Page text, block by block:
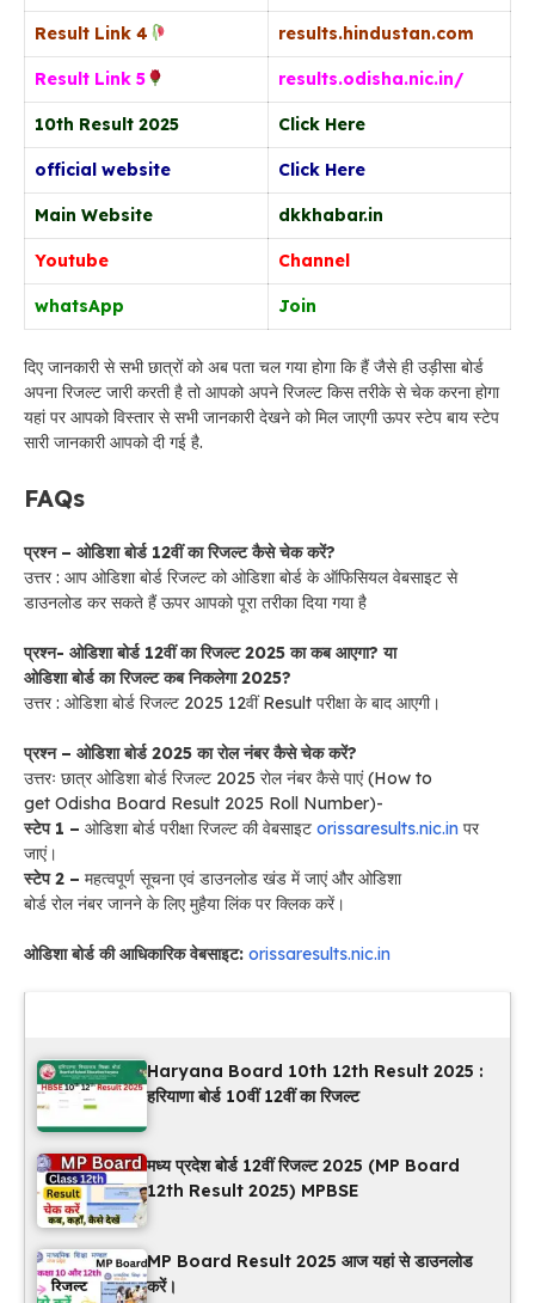
Result Link 4 results.hindustan.com
Result Link 5 results.odisha.nic.in/
10th Result 2025 Click Here
official website Click Here
Main Website dkkhabar.in
Youtube Channel
whatsApp Join
दिए जानकारी से सभी छात्रों को अब पता चल गया होगा कि हैं जैसे ही उड़ीसा बोर्ड
अपना रिजल्ट जारी करती है तो आपको अपने रिजल्ट किस तरीके से चेक करना होगा
यहां पर आपको विस्तार से सभी जानकारी देखने को मिल जाएगी ऊपर स्टेप बाय स्टेप
सारी जानकारी आपको दी गई है.
FAQs
प्रश्न – ओडिशा बोर्ड 12वीं का रिजल्ट कैसे चेक करें?
उत्तर : आप ओडिशा बोर्ड रिजल्ट को ओडिशा बोर्ड के ऑफिसियल वेबसाइट से
डाउनलोड कर सकते हैं ऊपर आपको पूरा तरीका दिया गया है
प्रश्न- ओडिशा बोर्ड12वीं का रिजल्ट 2025 का कब आएगा? या
ओडिशा बोर्ड का रिजल्ट कब निकलेगा 2025?
उत्तर : ओडिशा बोर्ड रिजल्ट 2025 12वीं Result परीक्षा के बाद आएगी।
प्रश्न – ओडिशा बोर्ड 2025 का रोल नंबर कैसे चेक करें?
उत्तरः छात्र ओडिशा बोर्ड रिजल्ट 2025 रोल नंबर कैसे पाएं (How to
get Odisha Board Result 2025 Roll Number)-
स्टेप 1 – ओडिशा बोर्ड परीक्षा रिजल्ट की वेबसाइट orissaresults.nic.in पर
जाएं।
स्टेप 2 – महत्वपूर्ण सूचना एवं डाउनलोड खंड में जाएं और ओडिशा
बोर्ड रोल नंबर जानने के लिए मुहैया लिंक पर क्लिक करें।
ओडिशा बोर्ड की आधिकारिक वेबसाइट: orissaresults.nic.in
Haryana Board 10th 12th Result 2025 :
हरियाणा बोर्ड 10वीं 12वीं का रिजल्ट
मध्य प्रदेश बोर्ड 12वीं रिजल्ट 2025 (MP Board
12th Result 2025) MPBSE
MP Board Result 2025 आज यहां से डाउनलोड
करें।